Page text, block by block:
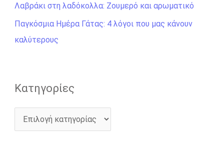
η
γ
ι
Λαβράκι στη λαδόκολλα: Ζουμερό και αρωματικό
Παγκόσμια Ημέρα Γάτας: 4 λόγοι που μας κάνουν
καλύτερους
Kατηγορίες